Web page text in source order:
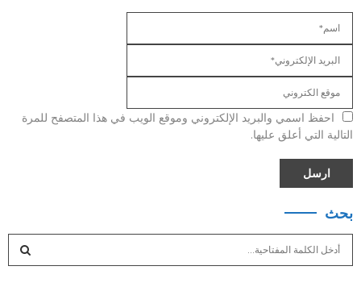
احفظ اسمي والبريد الإلكتروني وموقع الويب في هذا المتصفح للمرة
التالية التي أعلق عليها.
بحث